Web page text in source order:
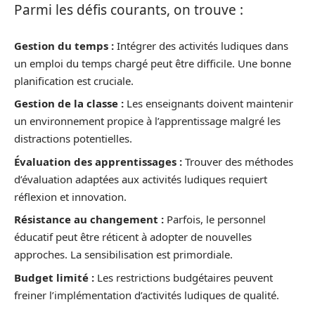
Parmi les défis courants, on trouve :
Gestion du temps : Intégrer des activités ludiques dans
un emploi du temps chargé peut être difficile. Une bonne
planification est cruciale.
Gestion de la classe : Les enseignants doivent maintenir
un environnement propice à l’apprentissage malgré les
distractions potentielles.
Évaluation des apprentissages : Trouver des méthodes
d’évaluation adaptées aux activités ludiques requiert
réflexion et innovation.
Résistance au changement : Parfois, le personnel
éducatif peut être réticent à adopter de nouvelles
approches. La sensibilisation est primordiale.
Budget limité : Les restrictions budgétaires peuvent
freiner l’implémentation d’activités ludiques de qualité.